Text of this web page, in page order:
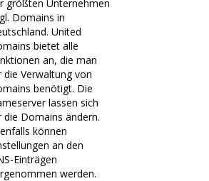
größten Unternehmen
Domains in
United
bietet alle
an, die man
die Verwaltung von
benötigt. Die
lassen sich
die Domains ändern.
können
an den
Einträgen
werden.